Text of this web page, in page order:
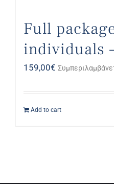
Full
individuals
159,00€
Add to cart